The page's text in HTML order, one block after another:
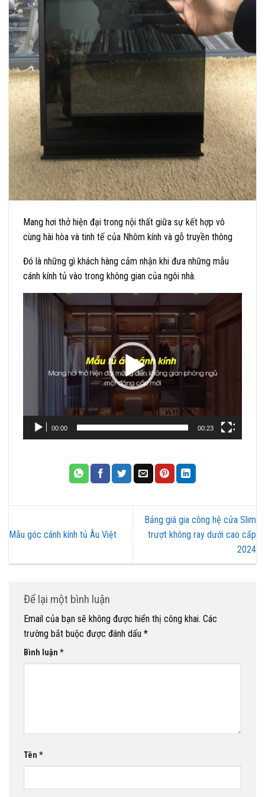
Mang hơi thở hiện đại trong nội thất giữa sự kết hợp vô
cùng hài hòa và tinh tế của Nhôm kính và gỗ truyền thông
Đó là những gì khách hàng cảm nhận khi đưa những mẫu
cánh kính tủ vào trong không gian của ngôi nhà.
Trình
00:00 00:23
Mẫu góc cánh kính tủ Âu Việt
Bảng giá gia công hệ cửa Slim
trượt không ray dưới cao cấp
2024
Để lại một bình luận
Email của bạn sẽ không được hiển thị công khai. Các
trường bắt buộc được đánh dấu *
Bình luận *
Tên *